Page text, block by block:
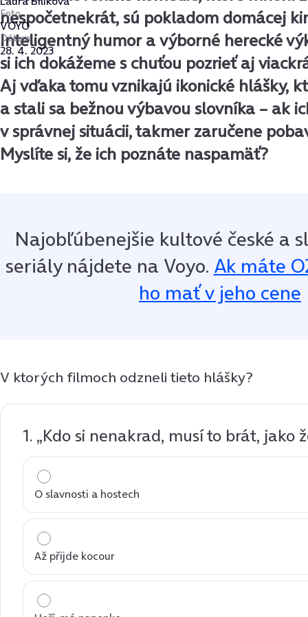
Foto
VOYO
Dátum
28. 4. 2023
nespočetnekrát, sú pokladom domácej
Inteligentný humor a výborné herecké
si ich dokážeme s chuťou pozrieť aj
Aj vďaka tomu vznikajú ikonické hlášky,
a stali sa bežnou výbavou slovníka – ak
v správnej situácii, takmer zaručene
Myslíte si, že ich poznáte naspamäť?
Najobľúbenejšie kultové české a
seriály nájdete na Voyo. Ak máte
ho mať v jeho cene
V ktorých filmoch odzneli tieto hlášky?
1. „Kdo si nenakrad, musí to brát, jako
O slavnosti a hostech
Až přijde kocour